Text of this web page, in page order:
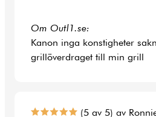
Om Outl1.se:
Kanon inga konstigheter
grillöverdraget till min grill
(5 av 5) av